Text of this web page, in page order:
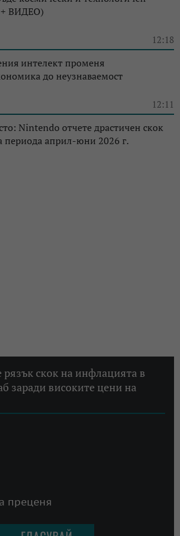
ВИДЕО)
12:18
интелект променя
до неузнаваемост
12:11
Nintendo отчете драстичен скок
периода април-юни 2026 г.
скок на инфлацията в
заради високите цени на
преценя